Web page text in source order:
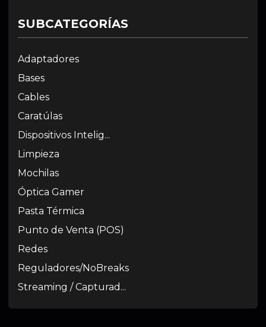
SUBCATEGORÍAS
Adaptadores
Bases
Cables
Caratúlas
Dispositivos Intelig...
Limpieza
Mochilas
Óptica Gamer
Pasta Térmica
Punto de Venta (POS)
Redes
Reguladores/NoBreaks
Streaming / Capturad...